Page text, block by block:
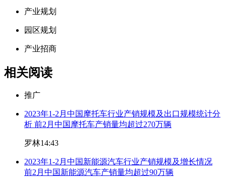
产业规划
园区规划
产业招商
相关阅读
推广
2023年1-2月中国摩托车行业产销规模及出口规模统计分
析 前2月中国摩托车产销量均超过270万辆
罗林14:43
2023年1-2月中国新能源汽车行业产销规模及增长情况
前2月中国新能源汽车产销量均超过90万辆